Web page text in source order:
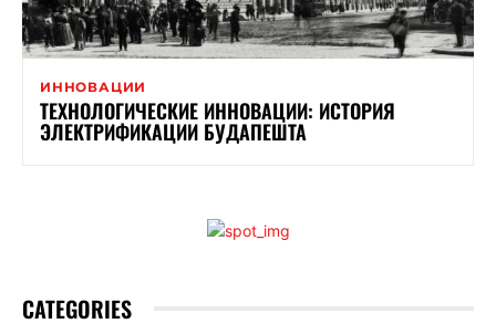
ИННОВАЦИИ
ТЕХНОЛОГИЧЕСКИЕ ИННОВАЦИИ: ИСТОРИЯ
ЭЛЕКТРИФИКАЦИИ БУДАПЕШТА
CATEGORIES